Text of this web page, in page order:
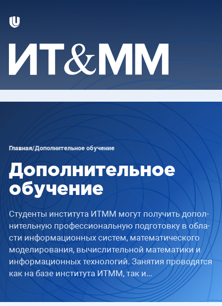
Главная/Дополнительное обучение
Дополнительное
обучение
Сту­ден­ты ин­сти­ту­та ИТММ мо­гут по­лу­чить до­пол­
ни­тель­ную про­фес­си­о­наль­ную под­го­тов­ку в об­ла­
сти ин­фор­ма­ци­он­ных си­стем, ма­те­ма­ти­че­ско­го
мо­де­ли­ро­ва­ния, вы­чис­ли­тель­ной ма­те­ма­ти­ки и
ин­фор­ма­ци­он­ных тех­но­ло­гий. За­ня­тия про­во­дят­ся
как на базе ин­сти­ту­та ИТММ, так и...